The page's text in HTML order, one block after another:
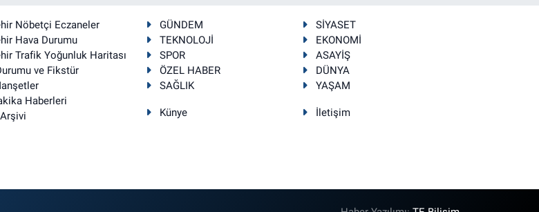
Nöbetçi Eczaneler
Hava Durumu
Trafik Yoğunluk Haritası
ve Fikstür
Haberleri
GÜNDEM
SİYASET
TEKNOLOJİ
EKONOMİ
SPOR
ASAYİŞ
ÖZEL HABER
DÜNYA
SAĞLIK
YAŞAM
Künye İletişim